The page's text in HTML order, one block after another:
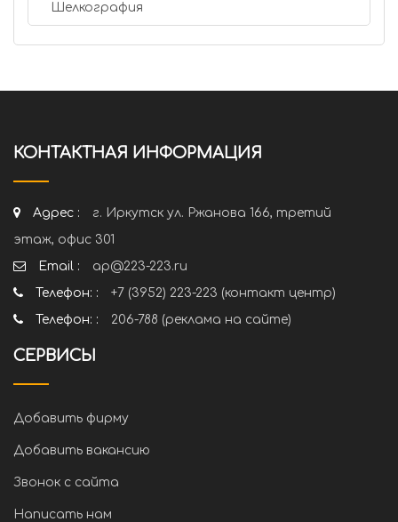
Шелкография
КОНТАКТНАЯ ИНФОРМАЦИЯ
Адрес :
г. Иркутск ул. Ржанова 166, третий
этаж, офис 301
Email :
ap@223-223.ru
Телефон: :
+7 (3952) 223-223 (контакт центр)
Телефон: :
206-788 (реклама на сайте)
СЕРВИСЫ
Добавить фирму
Добавить вакансию
Звонок с сайта
Написать нам